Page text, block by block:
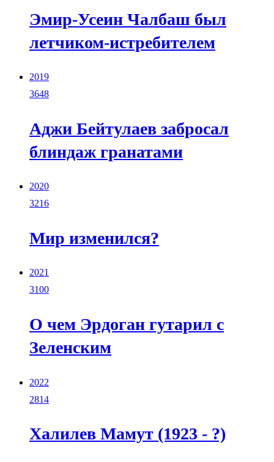
Эмир-Усеин Чалбаш был
летчиком-истребителем
2019
3648
Аджи Бейтулаев забросал
блиндаж гранатами
2020
3216
Мир изменился?
2021
3100
О чем Эрдоган гутарил с
Зеленским
2022
2814
Халилев Мамут (1923 - ?)